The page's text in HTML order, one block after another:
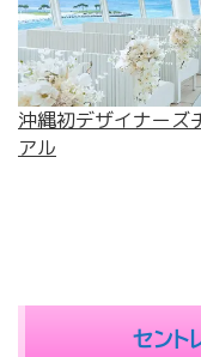
沖縄初デザイナーズ
アル
セン